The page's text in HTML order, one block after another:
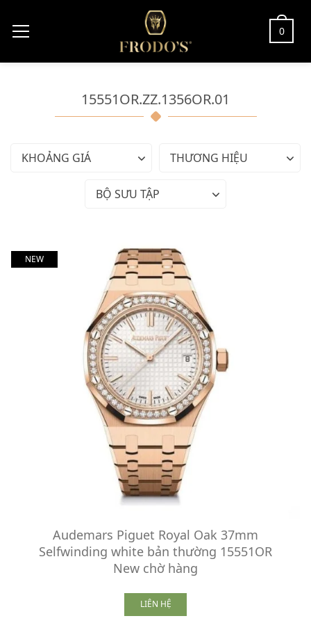
0
15551OR.ZZ.1356OR.01
KHOẢNG GIÁ THƯƠNG HIỆU
BỘ SƯU TẬP
NEW
Audemars Piguet Royal Oak 37mm
Selfwinding white bản thường 15551OR
New chờ hàng
LIÊN HỆ